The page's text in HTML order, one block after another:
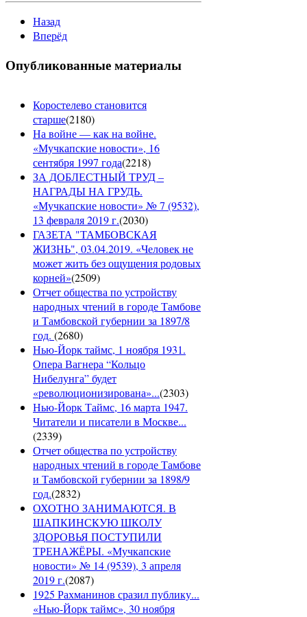
Назад
Вперёд
Опубликованные материалы
Коростелево становится
старше(2180)
На войне — как на войне.
«Мучкапские новости», 16
сентября 1997 года(2218)
ЗА ДОБЛЕСТНЫЙ ТРУД –
НАГРАДЫ НА ГРУДЬ.
«Мучкапские новости» № 7 (9532),
13 февраля 2019 г.(2030)
ГАЗЕТА "ТАМБОВСКАЯ
ЖИЗНЬ", 03.04.2019. «Человек не
может жить без ощущения родовых
корней»(2509)
Отчет общества по устройству
народных чтений в городе Тамбове
и Тамбовской губернии за 1897/8
год. (2680)
Нью-Йорк таймс, 1 ноября 1931.
Опера Вагнера “Кольцо
Нибелунга” будет
«революционизирована»...(2303)
Нью-Йорк Таймс, 16 марта 1947.
Читатели и писатели в Москве...
(2339)
Отчет общества по устройству
народных чтений в городе Тамбове
и Тамбовской губернии за 1898/9
год.(2832)
ОХОТНО ЗАНИМАЮТСЯ. В
ШАПКИНСКУЮ ШКОЛУ
ЗДОРОВЬЯ ПОСТУПИЛИ
ТРЕНАЖЁРЫ. «Мучкапские
новости» № 14 (9539), 3 апреля
2019 г.(2087)
1925 Рахманинов сразил публику...
«Нью-Йорк таймс», 30 ноября